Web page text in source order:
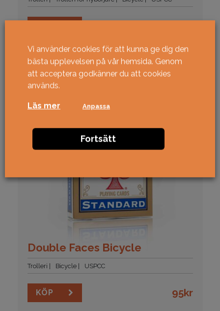
Double Faces Bicycle
Trolleri Bicycle USPCC
KÖP 95kr
Vi använder cookies för att kunna ge dig den
bästa upplevelsen på vår hemsida. Genom
att acceptera godkänner du att cookies
används.
Läs mer Anpassa
Fortsätt